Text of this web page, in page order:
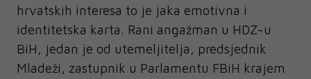
hrvatskih interesa to je jaka emotivna i
identitetska karta. Rani angažman u HDZ-u
BiH, jedan je od utemeljitelja, predsjednik
Mladeži, zastupnik u Parlamentu FBiH krajem